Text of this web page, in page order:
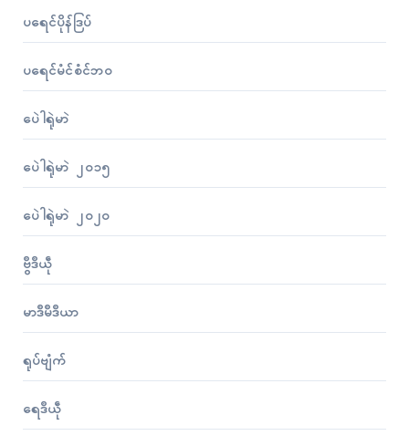
ပရေၚ်ပိုန်ဒြပ်
ပရေၚ်မံၚ်စံၚ်ဘဝ
ပေဲါရုဲမာဲ
ပေဲါရုဲမာဲ ၂၀၁၅
ပေဲါရုဲမာဲ ၂၀၂၀
ဗွဳဒဳယဵု
မာဒဳမဳဒဳယာ
ရုပ်ဗျံက်
ရေဒဳယဵု